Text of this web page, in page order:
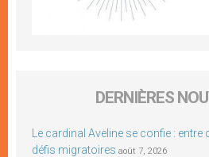
DERNIÈRES
Le cardinal Aveline se confie :
défis migratoires août 7, 2026